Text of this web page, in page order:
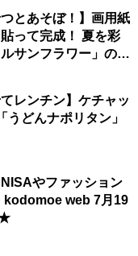
とあそぼ！】画用紙
って完成！ 夏を彩
サンフラワー」の作
レンチン】ケチャッ
うどんナポリタン」
やファッション
kodomoe web 7月19